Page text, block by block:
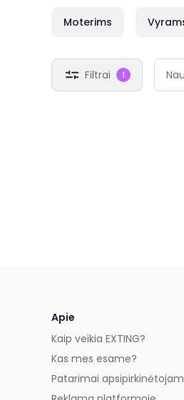
Moterims
Filtrai 1
Apie
Kaip veikia EXTING?
Kas mes esame?
Patarimai